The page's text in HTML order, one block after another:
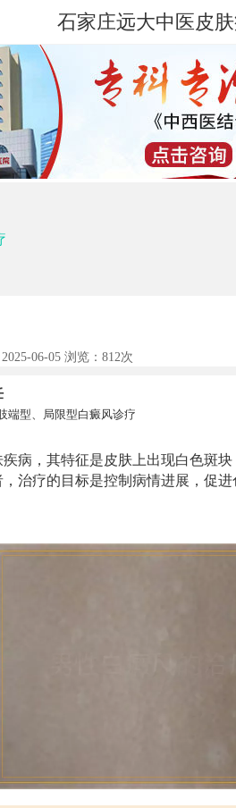
石家庄远大中医皮
06-05 浏览： 812次
端型、局限型白癜风诊疗
病，其特征是皮肤上出现白色斑
治疗的目标是控制病情进展，促